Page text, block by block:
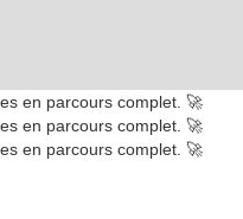
en parcours complet. 🚀
en parcours complet. 🚀
en parcours complet. 🚀